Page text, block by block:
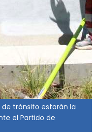
tránsito estarán la
el Partido de